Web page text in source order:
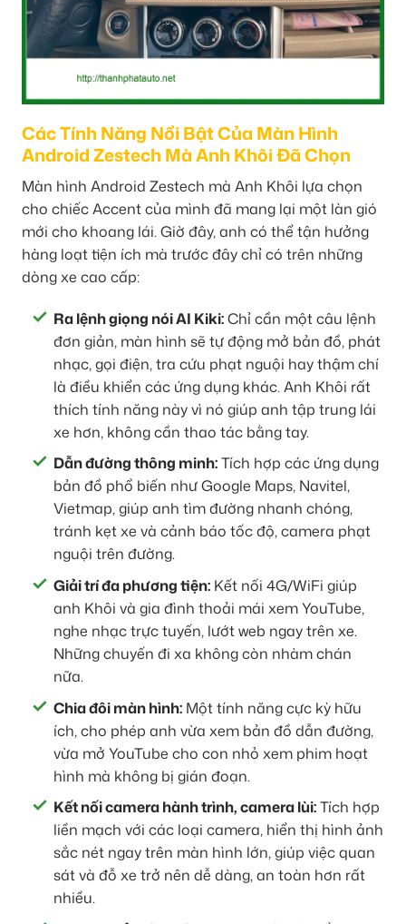
Các Tính Năng Nổi Bật Của Màn Hình
Android Zestech Mà Anh Khôi Đã Chọn
Màn hình Android Zestech mà Anh Khôi lựa chọn
cho chiếc Accent của mình đã mang lại một làn gió
mới cho khoang lái. Giờ đây, anh có thể tận hưởng
hàng loạt tiện ích mà trước đây chỉ có trên những
dòng xe cao cấp:
Ra lệnh giọng nói AI Kiki:Chỉ cần một câu lệnh
đơn giản, màn hình sẽ tự động mở bản đồ, phát
nhạc, gọi điện, tra cứu phạt nguội hay thậm chí
là điều khiển các ứng dụng khác. Anh Khôi rất
thích tính năng này vì nó giúp anh tập trung lái
xe hơn, không cần thao tác bằng tay.
Dẫn đường thông minh:Tích hợp các ứng dụng
bản đồ phổ biến như Google Maps, Navitel,
Vietmap, giúp anh tìm đường nhanh chóng,
tránh kẹt xe và cảnh báo tốc độ, camera phạt
nguội trên đường.
Giải trí đa phương tiện: Kết nối 4G/WiFi giúp
anh Khôi và gia đình thoải mái xem YouTube,
nghe nhạc trực tuyến, lướt web ngay trên xe.
Những chuyến đi xa không còn nhàm chán
nữa.
Chia đôi màn hình: Một tính năng cực kỳ hữu
ích, cho phép anh vừa xem bản đồ dẫn đường,
vừa mở YouTube cho con nhỏ xem phim hoạt
hình mà không bị gián đoạn.
Kết nối camera hành trình, camera lùi:Tích hợp
liền mạch với các loại camera, hiển thị hình ảnh
sắc nét ngay trên màn hình lớn, giúp việc quan
sát và đỗ xe trở nên dễ dàng, an toàn hơn rất
nhiều.